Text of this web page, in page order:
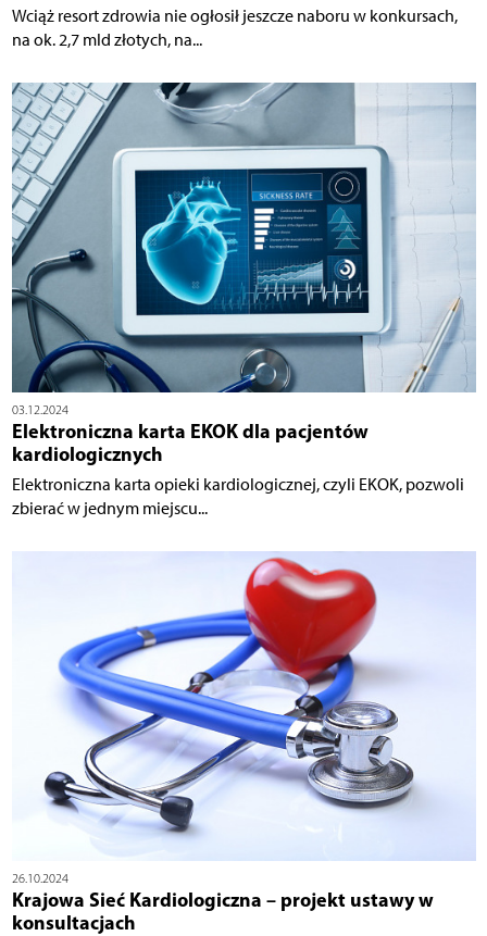
Wciąż resort zdrowia nie ogłosił jeszcze naboru w konkursach,
na ok. 2,7 mld złotych, na...
03.12.2024
Elektroniczna karta EKOK dla pacjentów
kardiologicznych
Elektroniczna karta opieki kardiologicznej, czyli EKOK, pozwoli
zbierać w jednym miejscu...
26.10.2024
Krajowa Sieć Kardiologiczna – projekt ustawy w
konsultacjach